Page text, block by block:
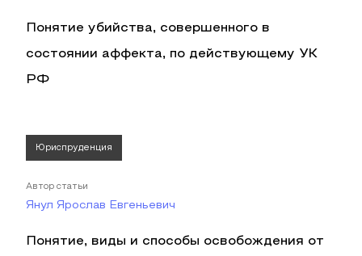
Понятие убийства, совершенного в
состоянии аффекта, по действующему УК
РФ
Юриспруденция
Автор статьи
Янул Ярослав Евгеньевич
Понятие, виды и способы освобождения от